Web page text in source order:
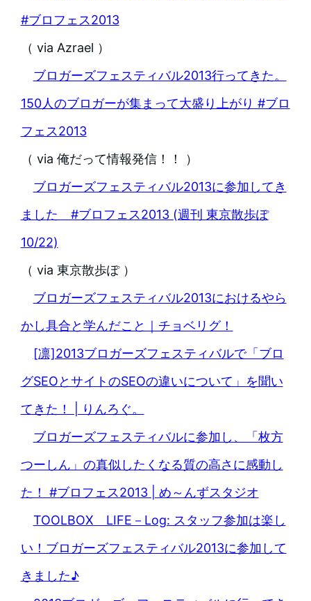
#ブロフェス2013
（ via Azrael ）
ブロガーズフェスティバル2013行ってきた。
150人のブロガーが集まって大盛り上がり #ブロ
フェス2013
（ via 俺だって情報発信！！ ）
ブロガーズフェスティバル2013に参加してき
ました #ブロフェス2013 (週刊 東京散歩ぽ
10/22)
（ via 東京散歩ぽ ）
ブロガーズフェスティバル2013におけるやら
かし具合と学んだこと｜チョベリグ！
[凛]2013ブロガーズフェスティバルで「ブロ
グSEOとサイトのSEOの違いについて」を聞い
てきた！ | りんろぐ。
ブロガーズフェスティバルに参加し、「枚方
つーしん」の真似したくなる質の高さに感動し
た！ #ブロフェス2013 | め～んずスタジオ
TOOLBOX LIFE－Log: スタッフ参加は楽し
い！ブロガーズフェスティバル2013に参加して
きました♪